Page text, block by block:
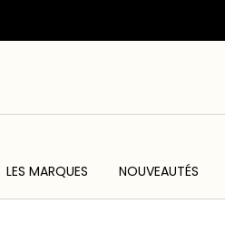
LES MARQUES NOUVEAUTÉS